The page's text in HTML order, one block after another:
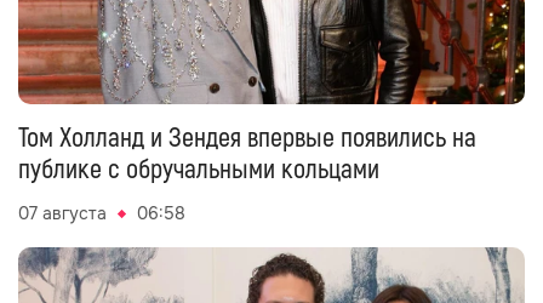
Том Холланд и Зендея впервые появились на
публике с обручальными кольцами
07 августа 06:58